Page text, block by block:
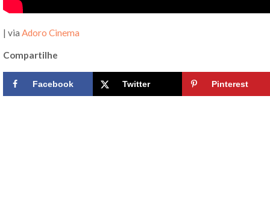
| via Adoro Cinema
Compartilhe
Facebook Twitter Pinterest